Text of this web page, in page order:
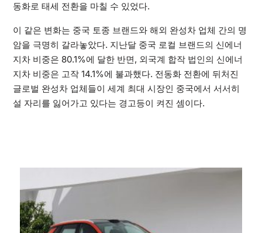
동화로 태세 전환을 마칠 수 있었다.
이 같은 변화는 중국 토종 브랜드와 해외 완성차 업체 간의 명
암을 극명히 갈라놓았다. 지난달 중국 로컬 브랜드의 신에너
지차 비중은 80.1%에 달한 반면, 외국계 합작 법인의 신에너
지차 비중은 고작 14.1%에 불과했다. 전동화 전환에 뒤처진
글로벌 완성차 업체들이 세계 최대 시장인 중국에서 서서히
설 자리를 잃어가고 있다는 경고등이 켜진 셈이다.